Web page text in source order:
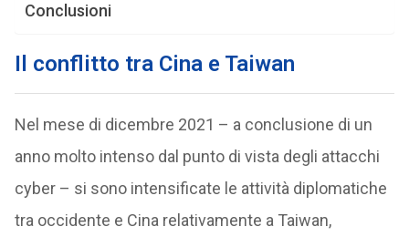
Conclusioni
Il conflitto tra Cina e Taiwan
Nel mese di dicembre 2021 – a conclusione di un
anno molto intenso dal punto di vista degli attacchi
cyber – si sono intensificate le attività diplomatiche
tra occidente e Cina relativamente a Taiwan,